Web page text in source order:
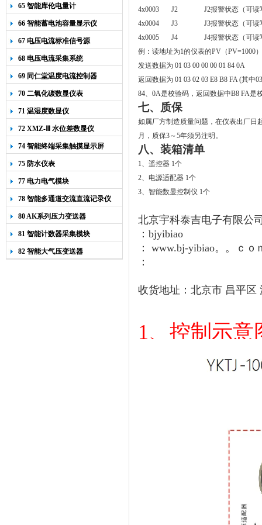
65 智能库伦电量计
66 智能蓄电池容量显示仪
67 电压电流标准信号源
68 电压电流采集系统
69 同仁堂温度电流控制器
70 二氧化碳数显仪表
71 温湿度数显仪
72 XMZ-Ⅲ 水位差数显仪
74 智能终端采集触摸显示屏
75 防水仪表
77 电力电气模块
78 智能多通道交流直流记录仪
80 AK系列压力变送器
81 智能计数器采集模块
82 智能大气压变送器
4x0003 J2 J2报警状态（可读
4x0004 J3 J3报警状态（可读
4x0005 J4 J4报警状态（可读
例：读地址为1的仪表的PV （PV=1000
发送数据为 01 03 00 00 00 01 84 0A
返回数据为 01 03 02 03 E8 B8 FA (其中
84、 0A是校验码，返回数据中B8 FA是
七、质保
如属厂方制造质量问题，在仪表出厂日
月，质保3～5年须另注明。
八、装箱清单
1、遥控器 1个
2、电源适配器 1个
3、智能数显控制仪 1个
北京宇科泰吉电子有限公
：bjyibiao
： www.bj-yibiao。。ｃｏ
：
收货地址：北京市 昌平区
1、控制示意